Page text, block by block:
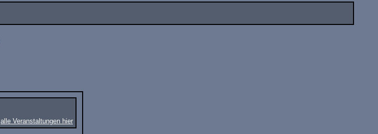
alle Veranstaltungen hier